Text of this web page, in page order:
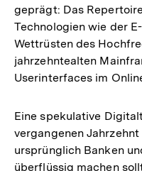
geprägt: Das
Technologien wie der
Wettrüsten des
jahrzehntealten
Userinterfaces im
Eine spekulative
vergangenen
ursprünglich Banken
überflüssig machen